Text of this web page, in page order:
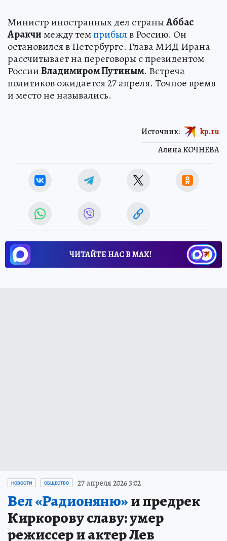
Министр иностранных дел страныАббас
Аракчимежду темприбылв Россию. Он
остановился в Петербурге. Глава МИД Ирана
рассчитывает на переговоры с президентом
РоссииВладимиром Путиным. Встреча
политиков ожидается 27 апреля. Точное время
и место не назывались.
Алина КОЧНЕВА
Источник: kp.ru
ЧИТАЙТЕ НАС В МАХ!
НОВОСТИ ОБЩЕСТВО 27 апреля 2026 3:02
Вел «Радионяню»и предрек
Киркорову славу: умер
режиссер и актер Лев